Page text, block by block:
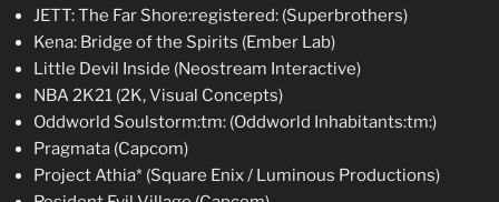
JETT: The Far Shore:registered: (Superbrothers)
Kena: Bridge of the Spirits (Ember Lab)
Little Devil Inside (Neostream Interactive)
NBA 2K21 (2K, Visual Concepts)
Oddworld Soulstorm:tm: (Oddworld Inhabitants:tm:)
Pragmata (Capcom)
Project Athia* (Square Enix / Luminous Productions)